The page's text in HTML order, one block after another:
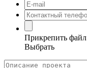
Прикрепить
Выбрать